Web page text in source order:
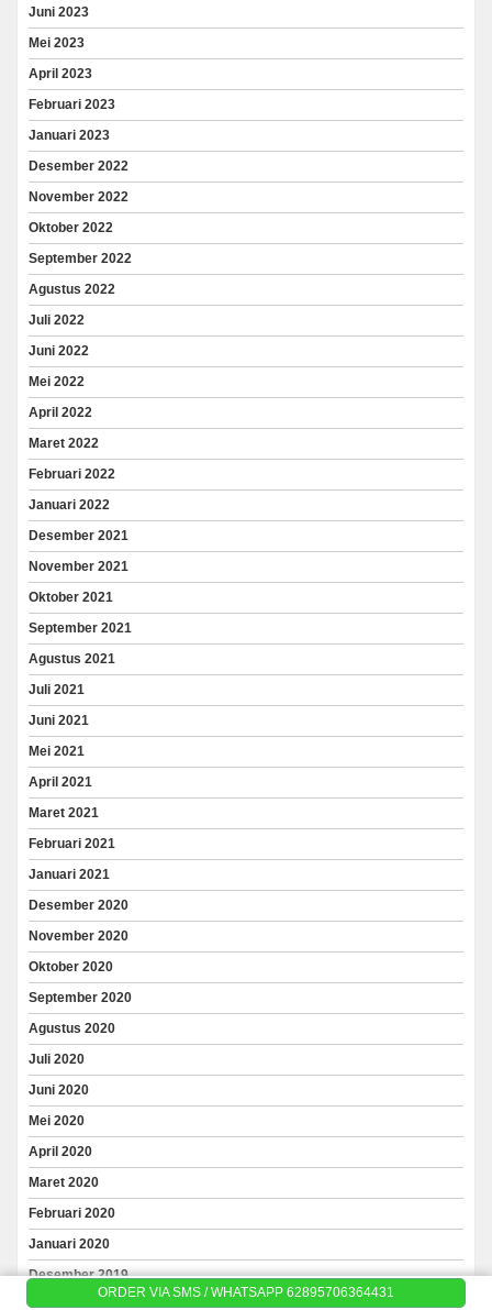
Juni 2023
Mei 2023
April 2023
Februari 2023
Januari 2023
Desember 2022
November 2022
Oktober 2022
September 2022
Agustus 2022
Juli 2022
Juni 2022
Mei 2022
April 2022
Maret 2022
Februari 2022
Januari 2022
Desember 2021
November 2021
Oktober 2021
September 2021
Agustus 2021
Juli 2021
Juni 2021
Mei 2021
April 2021
Maret 2021
Februari 2021
Januari 2021
Desember 2020
November 2020
Oktober 2020
September 2020
Agustus 2020
Juli 2020
Juni 2020
Mei 2020
April 2020
Maret 2020
Februari 2020
Januari 2020
Desember 2019
ORDER VIA SMS / WHATSAPP 62895706364431